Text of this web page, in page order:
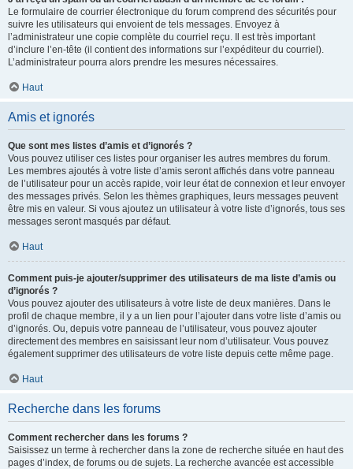
Le formulaire de courrier électronique du forum comprend des sécurités pour
suivre les utilisateurs qui envoient de tels messages. Envoyez à
l’administrateur une copie complète du courriel reçu. Il est très important
d’inclure l’en-tête (il contient des informations sur l’expéditeur du courriel).
L’administrateur pourra alors prendre les mesures nécessaires.
Haut
Amis et ignorés
Que sont mes listes d’amis et d’ignorés ?
Vous pouvez utiliser ces listes pour organiser les autres membres du forum.
Les membres ajoutés à votre liste d’amis seront affichés dans votre panneau
de l’utilisateur pour un accès rapide, voir leur état de connexion et leur envoyer
des messages privés. Selon les thèmes graphiques, leurs messages peuvent
être mis en valeur. Si vous ajoutez un utilisateur à votre liste d’ignorés, tous ses
messages seront masqués par défaut.
Haut
Comment puis-je ajouter/supprimer des utilisateurs de ma liste d’amis ou
d’ignorés ?
Vous pouvez ajouter des utilisateurs à votre liste de deux manières. Dans le
profil de chaque membre, il y a un lien pour l’ajouter dans votre liste d’amis ou
d’ignorés. Ou, depuis votre panneau de l’utilisateur, vous pouvez ajouter
directement des membres en saisissant leur nom d’utilisateur. Vous pouvez
également supprimer des utilisateurs de votre liste depuis cette même page.
Haut
Recherche dans les forums
Comment rechercher dans les forums ?
Saisissez un terme à rechercher dans la zone de recherche située en haut des
pages d’index, de forums ou de sujets. La recherche avancée est accessible